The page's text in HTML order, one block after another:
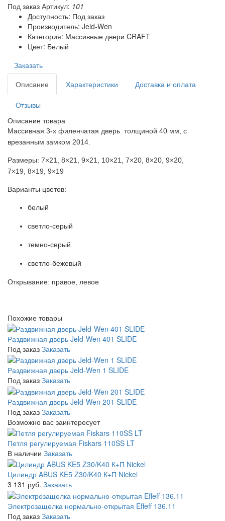
Под заказ Артикул: 101
Доступность: Под заказ
Производитель: Jeld-Wen
Категория: Массивные двери CRAFT
Цвет: Белый
Заказать
Описание
Характеристики Доставка и оплата
Отзывы
Описание товара
Массивная 3-х филенчатая дверь толщиной 40 мм, с
врезанным замком 2014.
Размеры: 7×21, 8×21, 9×21, 10×21, 7×20, 8×20, 9×20,
7×19, 8×19, 9×19
Варианты цветов:
белый
светло-серый
темно-серый
светло-бежевый
Открывание: правое, левое
Похожие товары
Раздвижная дверь Jeld-Wen 401 SLIDE
Под заказ Заказать
Раздвижная дверь Jeld-Wen 1 SLIDE
Под заказ Заказать
Раздвижная дверь Jeld-Wen 201 SLIDE
Под заказ Заказать
Возможно вас заинтересует
Петля регулируемая Fiskars 110SS LT
В наличии Заказать
Цилиндр ABUS KE5 Z30/K40 К+П Nickel
3 131 руб. Заказать
Электрозащелка нормально-открытая Effeff 136.11
Под заказ Заказать